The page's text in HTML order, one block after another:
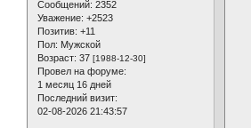
Сообщений: 2352
Уважение: +2523
Позитив: +11
Пол: Мужской
Возраст: 37 [1988-12-30]
Провел на форуме:
1 месяц 16 дней
Последний визит:
02-08-2026 21:43:57